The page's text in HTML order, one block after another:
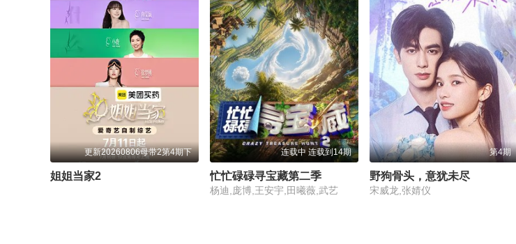
更新20260806母带2第4期下
姐姐当家2
连载中 连载到14期
忙忙碌碌寻宝藏第二季
杨迪,庞博,王安宇,田曦薇,武艺
第4期
野狗骨头，意犹未尽
宋威龙,张婧仪